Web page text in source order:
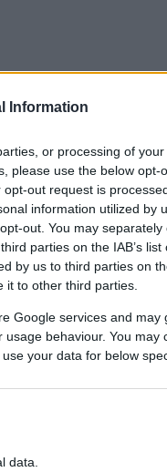
Information
or processing of
please use the below opt-
out request is
information utilized by
out. You may
parties on the IAB’s list
by us to third parties on
it to other third parties.
Google services and may
behaviour. You may
your data for below
data.